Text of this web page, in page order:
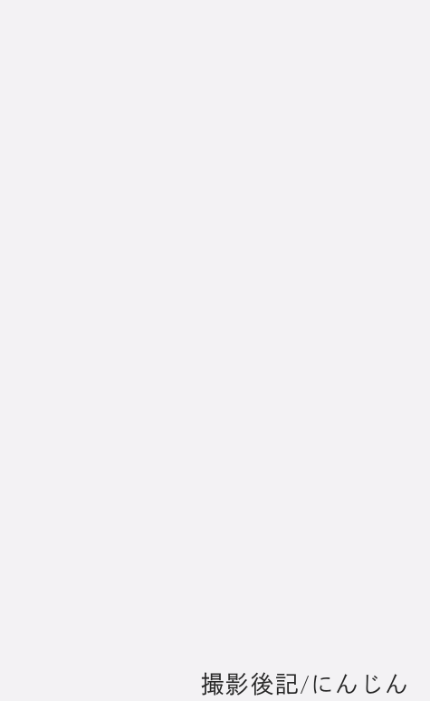
撮影後記/にんじん